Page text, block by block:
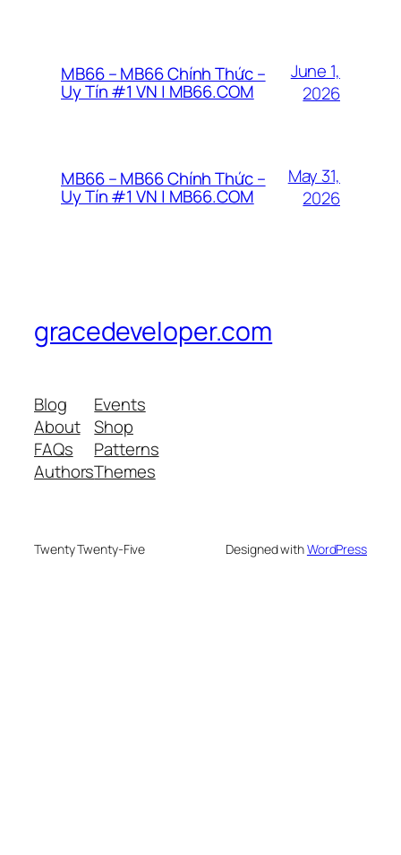
MB66 – MB66 Chính Thức –
Uy Tín #1 VN | MB66.COM
June 1,
2026
MB66 – MB66 Chính Thức –
Uy Tín #1 VN | MB66.COM
May 31,
2026
gracedeveloper.com
Blog
About
FAQs
Authors
Events
Shop
Patterns
Themes
Twenty Twenty-Five Designed withWordPress